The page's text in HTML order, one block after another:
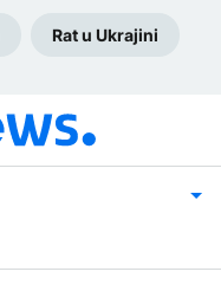
Rat u Ukrajini